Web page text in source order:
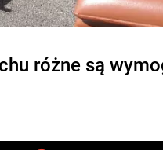
różne są